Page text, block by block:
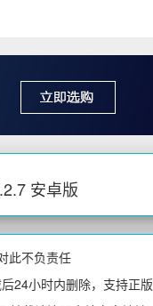
安卓版
此不负责任
24小时内删除，支持正版